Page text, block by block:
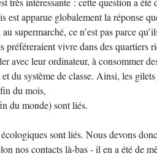
est apparue globalement la réponse
supermarché, ce n’est pas parce
préféreraient vivre dans des quartiers
avec leur ordinateur, à consommer
du système de classe. Ainsi, les
du mois,
du monde) sont liés.
sont liés. Nous devons
nos contacts là-bas - il en a été de